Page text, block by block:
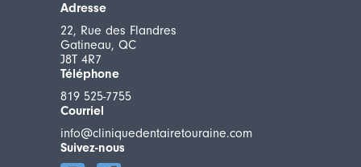
Adresse
22, Rue des Flandres
Gatineau, QC
J8T 4R7
Téléphone
819 525-7755
Courriel
info@cliniquedentairetouraine.com
Suivez-nous